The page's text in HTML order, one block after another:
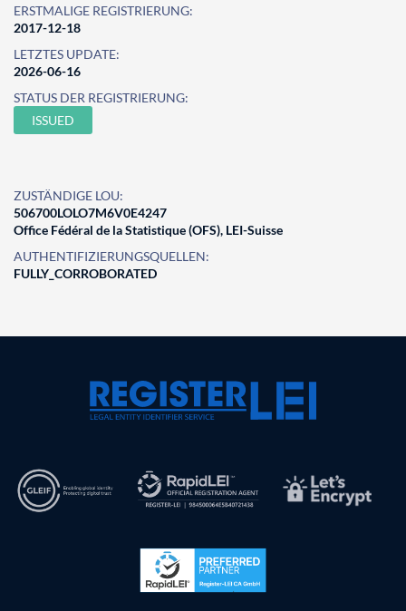
ERSTMALIGE REGISTRIERUNG:
2017-12-18
LETZTES UPDATE:
2026-06-16
STATUS DER REGISTRIERUNG:
ISSUED
ZUSTÄNDIGE LOU:
506700LOLO7M6V0E4247
Office Fédéral de la Statistique (OFS), LEI-Suisse
AUTHENTIFIZIERUNGSQUELLEN:
FULLY_CORROBORATED